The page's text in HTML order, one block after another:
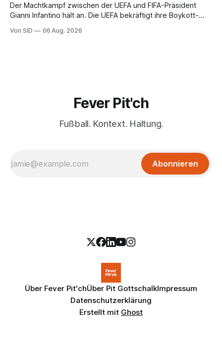
Der Machtkampf zwischen der UEFA und FIFA-Präsident
Gianni Infantino hält an. Die UEFA bekräftigt ihre Boykott-
Von SID 06 Aug. 2026
Fever Pit'ch
Fußball. Kontext. Haltung.
Abonnieren
Über Fever Pit'chÜber Pit GottschalkImpressum
Datenschutzerklärung
Erstellt mit Ghost